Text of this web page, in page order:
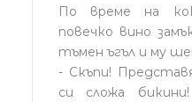
По време на
повечко вино
тъмен ъгъл и му
- Скъпи!
си сложа